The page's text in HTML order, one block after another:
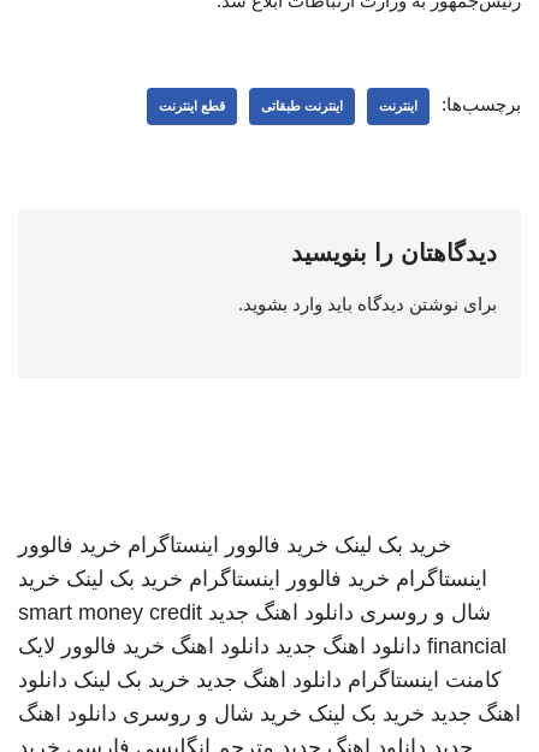
برچسب‌ها: اینترنت اینترنت طبقاتی قطع اینترنت
دیدگاهتان را بنویسید
برای نوشتن دیدگاه باید وارد بشوید.
خرید بک لینک خرید فالوور اینستاگرام خرید فالوور
اینستاگرام خرید فالوور اینستاگرام خرید بک لینک خرید
شال و روسری دانلود اهنگ جدید smart money credit
financial دانلود اهنگ جدید دانلود اهنگ خرید فالوور لایک
کامنت اینستاگرام دانلود اهنگ جدید خرید بک لینک دانلود
اهنگ جدید خرید بک لینک خرید شال و روسری دانلود اهنگ
جدید دانلود اهنگ جدید مترجم انگلیسی فارسی خرید